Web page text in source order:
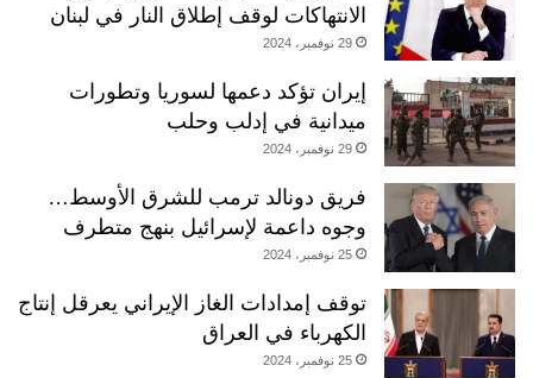
الانتهاكات لوقف إطلاق النار في لبنان
29 نوفمبر، 2024
إيران تؤكد دعمها لسوريا وتطورات
ميدانية في إدلب وحلب
29 نوفمبر، 2024
فريق دونالد ترمب للشرق الأوسط…
وجوه داعمة لإسرائيل بنهج متطرف
25 نوفمبر، 2024
توقف إمدادات الغاز الإيراني يعرقل إنتاج
الكهرباء في العراق
25 نوفمبر، 2024